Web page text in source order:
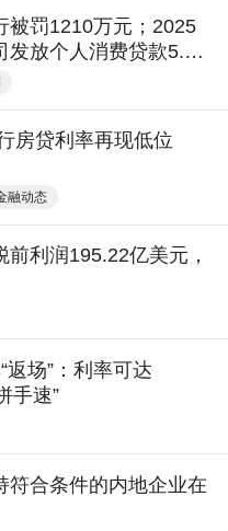
被罚1210万元；2025
发放个人消费贷款5.24
金公示13家合作机构｜
房贷利率再现低位
融动态
前利润195.22亿美元，
返场”：利率可达
手速”
符合条件的内地企业在